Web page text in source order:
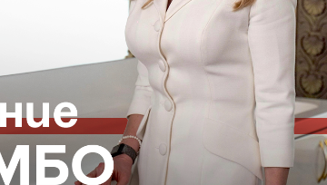
Москве, а также в другие города
можно непосредственно в клинике
8/15, м. Смоленская